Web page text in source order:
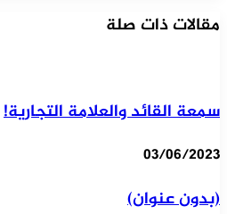
مقالات ذات صلة
سمعة القائد والعلامة التجارية!
03/06/2023
(بدون عنوان)